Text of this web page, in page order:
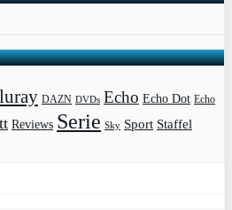
DAZN DVDs Echo Echo Dot Echo
Reviews Serie Sky Sport Staffel